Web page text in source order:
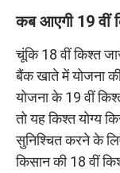
कब आएगी 19 वीं
चूंकि 18 वीं किश्त
बैंक खाते में योजना
योजना के 19 वीं
तो यह किश्त योग्य
सुनिश्चित करने के
किसान की 18 वीं